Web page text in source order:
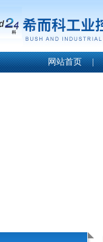
网站首页 |